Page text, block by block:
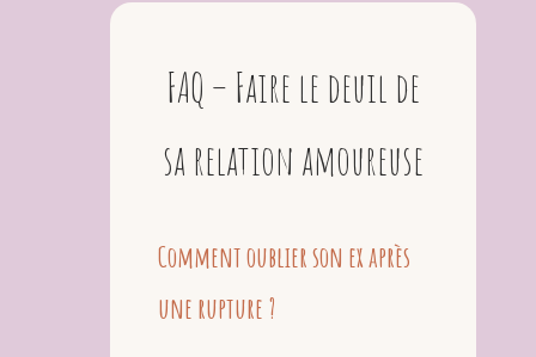
FAQ – Faire le deuil de
sa relation amoureuse
Comment oublier son ex après
une rupture ?